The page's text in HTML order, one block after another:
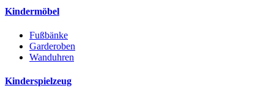
Kindermöbel
Fußbänke
Garderoben
Wanduhren
Kinderspielzeug